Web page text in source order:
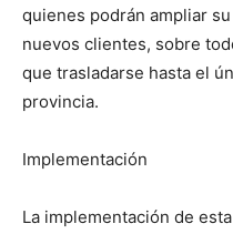
quienes podrán ampliar
nuevos clientes, sobre
que trasladarse hasta el
provincia.
Implementación
La implementación de